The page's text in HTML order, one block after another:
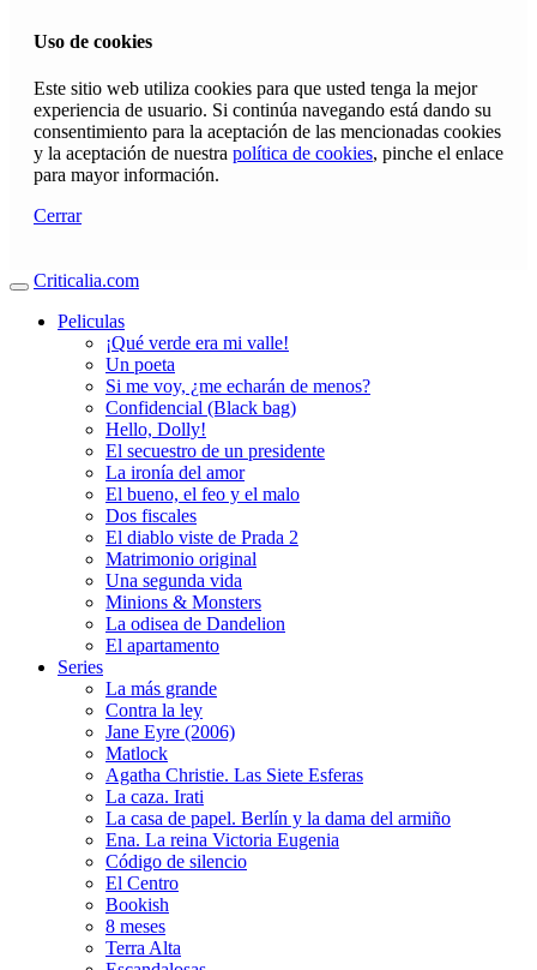
Uso de cookies
Este sitio web utiliza cookies para que usted tenga la mejor
experiencia de usuario. Si continúa navegando está dando su
consentimiento para la aceptación de las mencionadas cookies
y la aceptación de nuestra política de cookies, pinche el enlace
para mayor información.
Cerrar
Criticalia.com
Peliculas
¡Qué verde era mi valle!
Un poeta
Si me voy, ¿me echarán de menos?
Confidencial (Black bag)
Hello, Dolly!
El secuestro de un presidente
La ironía del amor
El bueno, el feo y el malo
Dos fiscales
El diablo viste de Prada 2
Matrimonio original
Una segunda vida
Minions & Monsters
La odisea de Dandelion
El apartamento
Series
La más grande
Contra la ley
Jane Eyre (2006)
Matlock
Agatha Christie. Las Siete Esferas
La caza. Irati
La casa de papel. Berlín y la dama del armiño
Ena. La reina Victoria Eugenia
Código de silencio
El Centro
Bookish
8 meses
Terra Alta